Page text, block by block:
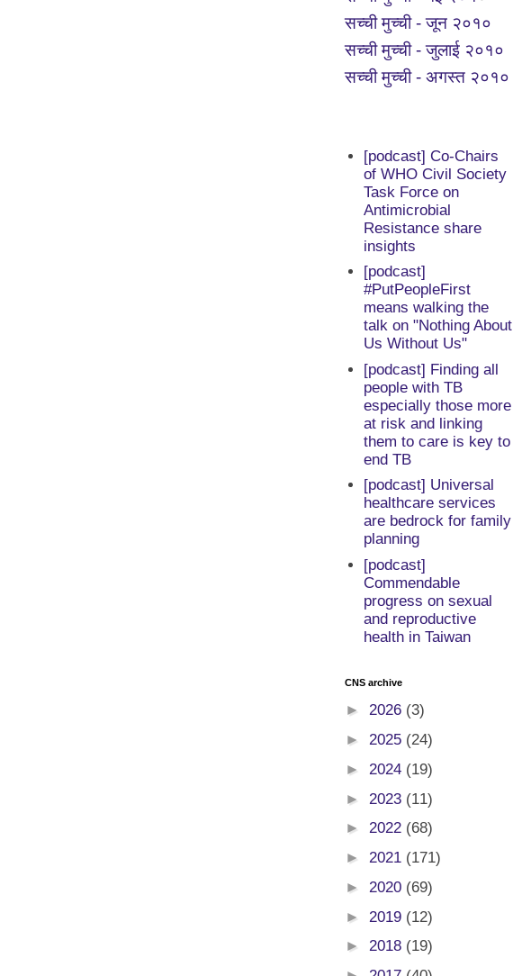
सच्ची मुच्ची - जून २०१०
सच्ची मुच्ची - जुलाई २०१०
सच्ची मुच्ची - अगस्त २०१०
[podcast] Co-Chairs
of WHO Civil Society
Task Force on
Antimicrobial
Resistance share
insights
[podcast]
#PutPeopleFirst
means walking the
talk on "Nothing About
Us Without Us"
[podcast] Finding all
people with TB
especially those more
at risk and linking
them to care is key to
end TB
[podcast] Universal
healthcare services
are bedrock for family
planning
[podcast]
Commendable
progress on sexual
and reproductive
health in Taiwan
CNS archive
► 2026 (3)
► 2025 (24)
► 2024 (19)
► 2023 (11)
► 2022 (68)
► 2021 (171)
► 2020 (69)
► 2019 (12)
► 2018 (19)